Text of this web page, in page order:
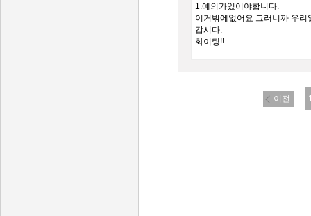
1.예의가있어야합니다.
이거밖에없어요 그러니까 우
갑시다.
화이팅!!
이전